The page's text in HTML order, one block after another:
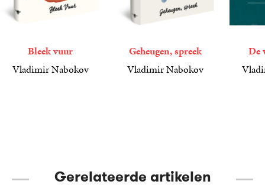
Bleek vuur
Vladimir Nabokov
Geheugen, spreek
Vladimir Nabokov
De
Gerelateerde artikelen